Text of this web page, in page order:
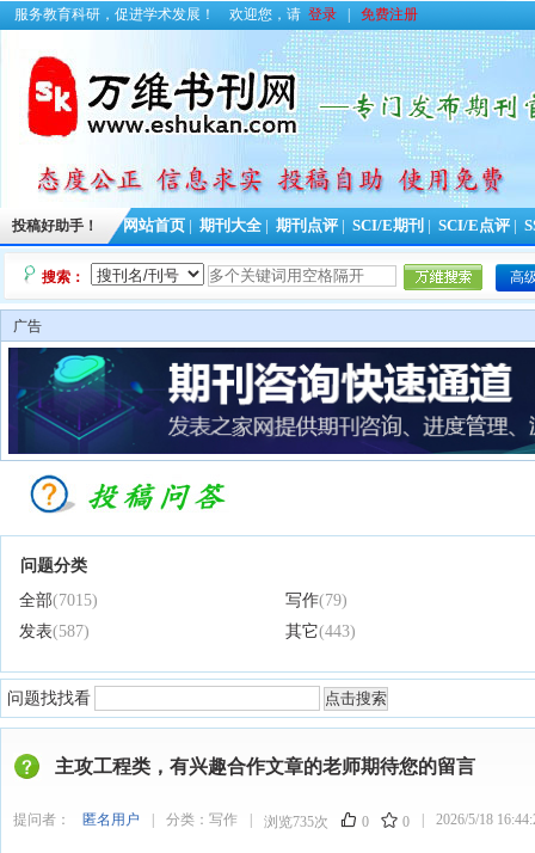
服务教育科研，促进学术发展！ 欢迎您，请 登录 免费注册
投稿好助手！ 网站首页 期刊大全 期刊点评 SCI/E期刊 SCI/E点评
搜索： 高
广告
问题分类
全部(7015) 写作(79)
发表(587) 其它(443)
问题找找看
主攻工程类，有兴趣合作文章的老师期待您的留言
提问者： 匿名用户 分类： 写作 浏览735次 0 0 2026/5/18